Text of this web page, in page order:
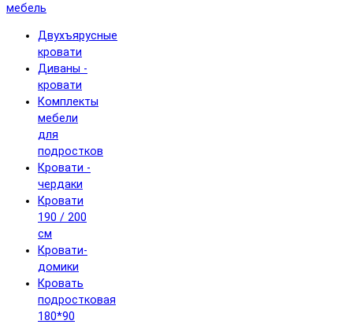
мебель
Двухъярусные
кровати
Диваны -
кровати
Комплекты
мебели
для
подростков
Кровати -
чердаки
Кровати
190 / 200
см
Кровати-
домики
Кровать
подростковая
180*90